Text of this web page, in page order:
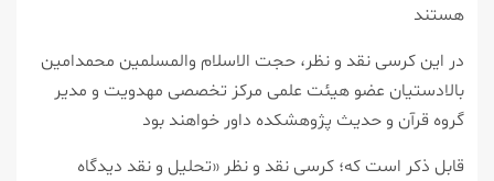
هستند
در این کرسی نقد و نظر، حجت الاسلام والمسلمین محمدامین
بالادستیان عضو هیئت علمی مرکز تخصصی مهدویت و مدیر
گروه قرآن و حدیث پژوهشکده داور خواهند بود
قابل ذکر است که؛ کرسی نقد و نظر «تحلیل و نقد دیدگاه